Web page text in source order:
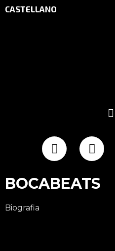
CASTELLANO
BOCABEATS
Biografia